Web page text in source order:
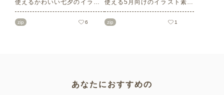
使えるかわいい七夕のイラス
ト素材をご紹介します。短冊
の印刷用テンプレート、飾り
zip 6
使える5月向けのイラスト素材
を多数ご紹介します。商用フ
リーの可愛くておしゃれなイ
なシーンでご活用ください！
zip 1
あなたにおすすめの